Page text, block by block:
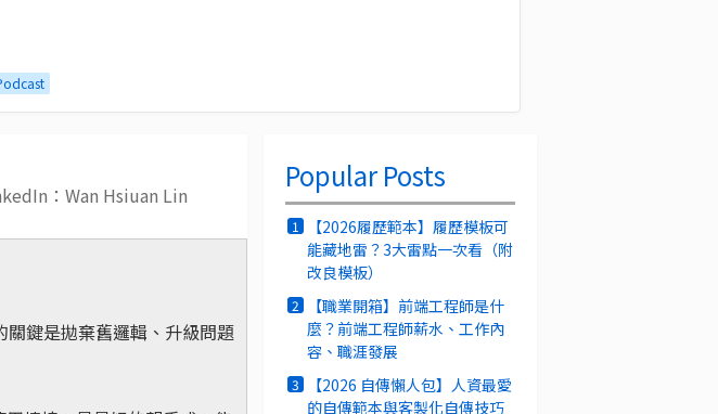
：Wan Hsiuan Lin
關鍵是拋棄舊邏輯、升級問題
Popular Posts
1
【2026履歷範本】履歷模板可
能藏地雷？3大雷點一次看（附
改良模板）
2
【職業開箱】前端工程師是什
麼？前端工程師薪水、工作內
容、職涯發展
3
【2026 自傳懶人包】人資最愛
的自傳範本與客製化自傳技巧